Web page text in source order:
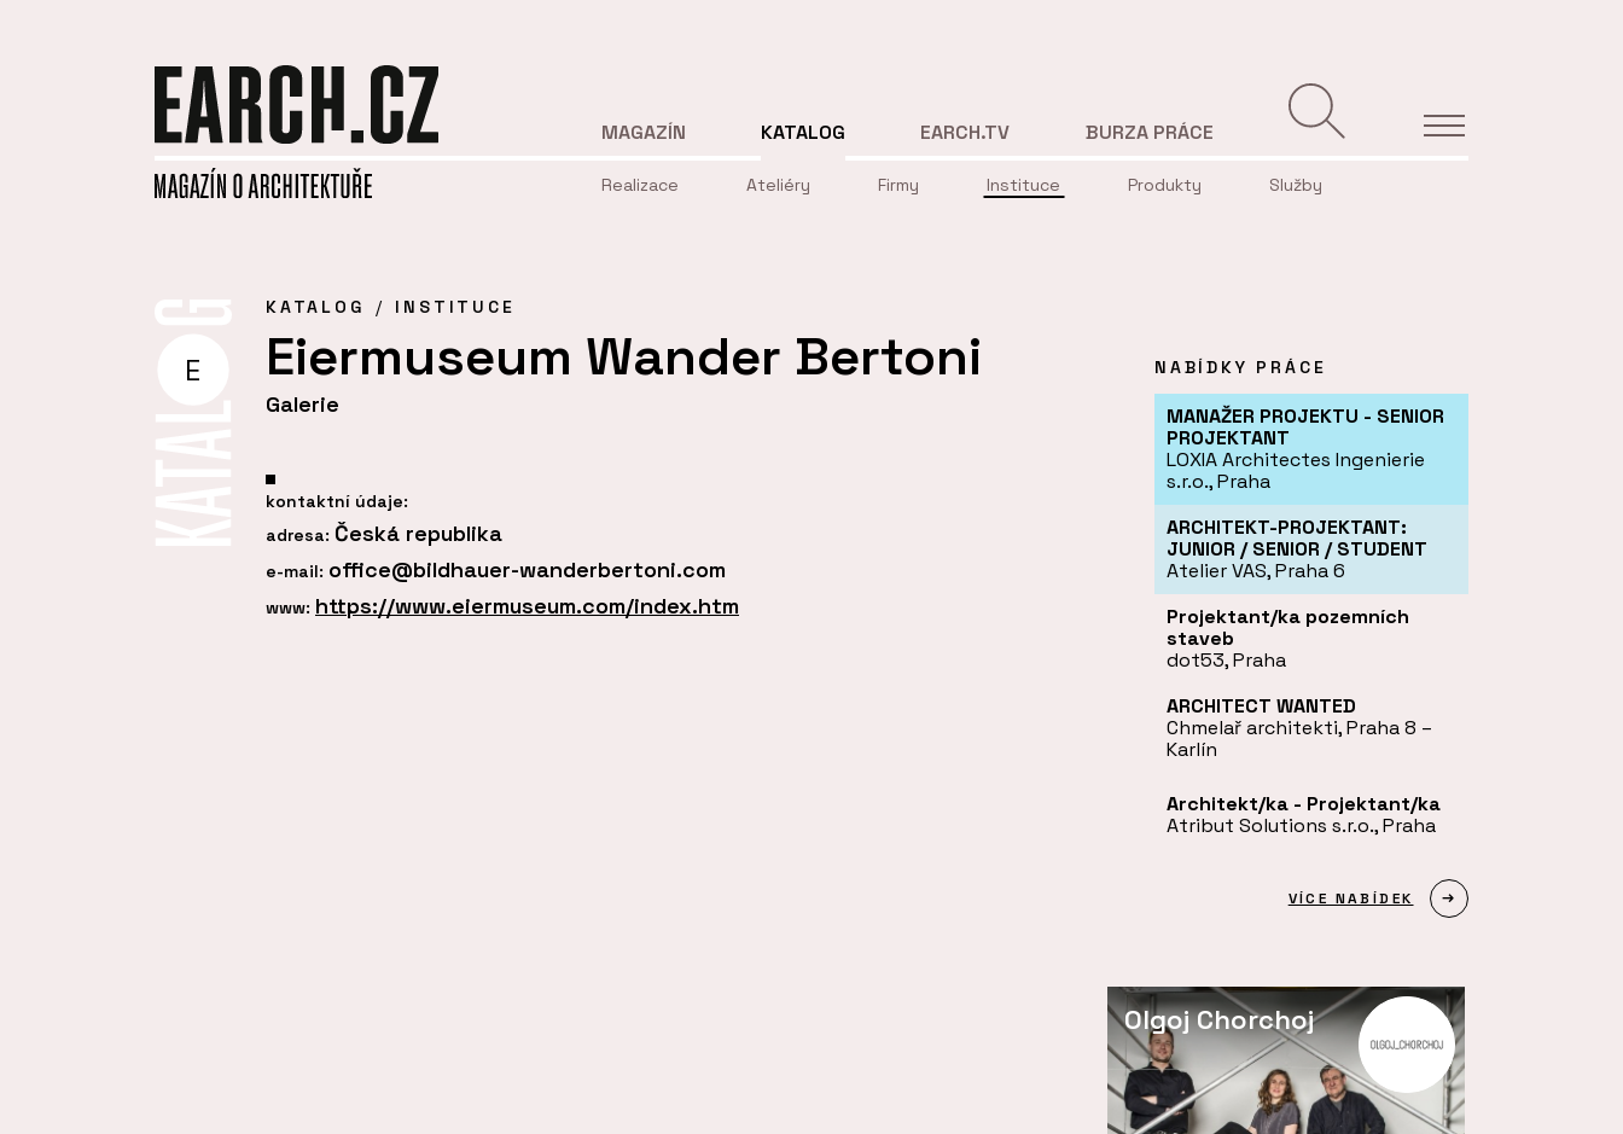
MAGAZÍN KATALOG
Realizace Ateliéry Firmy Instituce Produkty Služby
EARCH.TV BURZA PRÁCE
E
KATALOG INSTITUCE
Eiermuseum Wander Bertoni
Galerie
kontaktní údaje:
adresa: Česká republika
e-mail: office@bildhauer-wanderbertoni.com
www: https://www.eiermuseum.com/index.htm
NABÍDKY PRÁCE
MANAŽER PROJEKTU - SENIOR
PROJEKTANT
LOXIA Architectes Ingenierie
s.r.o., Praha
ARCHITEKT-PROJEKTANT:
JUNIOR / SENIOR / STUDENT
Atelier VAS, Praha 6
Projektant/ka pozemních
staveb
dot53, Praha
ARCHITECT WANTED
Chmelař architekti, Praha 8 –
Karlín
Architekt/ka - Projektant/ka
Atribut Solutions s.r.o., Praha
VÍCE NABÍDEK
Olgoj Chorchoj